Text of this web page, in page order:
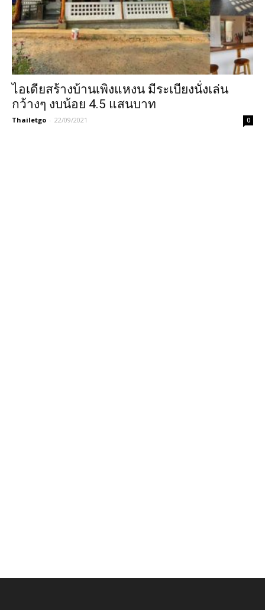
ไอเดียสร้างบ้านเพิงแหงน มีระเบียงนั่งเล่น
กว้างๆ งบน้อย 4.5 แสนบาท
Thailetgo - 22/09/2021 0